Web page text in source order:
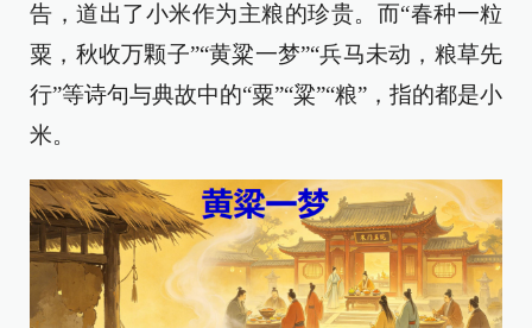
告，道出了小米作为主粮的珍贵。而“春种一粒
粟，秋收万颗子”“黄粱一梦”“兵马未动，粮草先
行”等诗句与典故中的“粟”“粱”“粮”，指的都是小
米。